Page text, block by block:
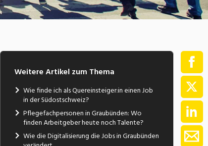
Weitere Artikel zum Thema
Wie finde ich als Quereinsteiger:in einen Job
in der Südostschweiz?
Pflegefachpersonen in Graubünden: Wo
finden Arbeitgeber heute noch Talente?
Wie die Digitalisierung die Jobs in Graubünden